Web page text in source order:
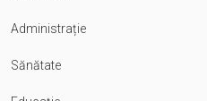
Administrație
Sănătate